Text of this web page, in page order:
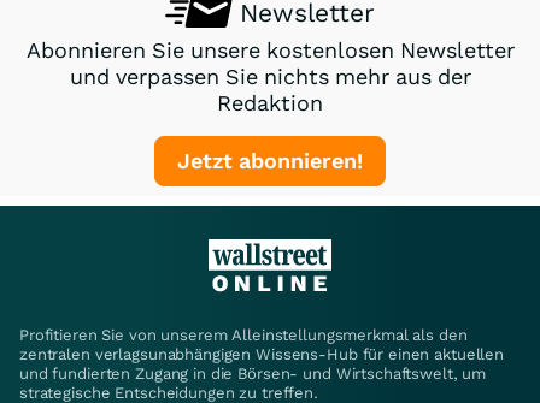
Newsletter
Abonnieren Sie unsere kostenlosen Newsletter
und verpassen Sie nichts mehr aus der
Redaktion
Jetzt abonnieren!
Profitieren Sie von unserem Alleinstellungsmerkmal als den
zentralen verlagsunabhängigen Wissens-Hub für einen aktuellen
und fundierten Zugang in die Börsen- und Wirtschaftswelt, um
strategische Entscheidungen zu treffen.